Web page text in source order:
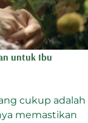
untuk Ibu
cukup adalah
memastikan